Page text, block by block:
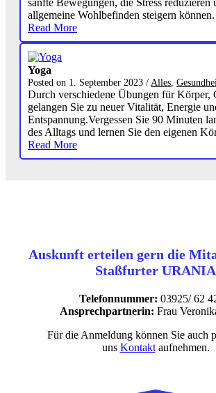
allgemeine Wohlbefinden steigern
Read More
Yoga
Posted on 1. September 2023 / Alles
Durch verschiedene Übungen für Körper,
gelangen Sie zu neuer Vitalität, Energie
Entspannung.Vergessen Sie 90 Minuten
des Alltags und lernen Sie den eigenen
Read More
Auskunft erteilen gern die
Staßfurter URANIA
Telefonnummer: 03925/ 62
Ansprechpartnerin: Frau
Für die Anmeldung können Sie auch
uns Kontaktaufnehmen.